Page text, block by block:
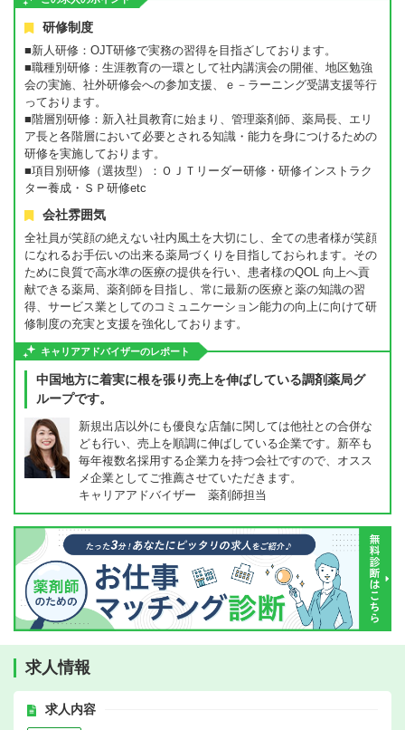
研修制度
■新人研修：OJT研修で実務の習得を目指ざしております。
■職種別研修：生涯教育の一環として社内講演会の開催、地区勉強
会の実施、社外研修会への参加支援、ｅ－ラーニング受講支援等行
っております。
■階層別研修：新入社員教育に始まり、管理薬剤師、薬局長、エリ
ア長と各階層において必要とされる知識・能力を身につけるための
研修を実施しております。
■項目別研修（選抜型）：ＯＪＴリーダー研修・研修インストラク
ター養成・ＳＰ研修etc
会社雰囲気
全社員が笑顔の絶えない社内風土を大切にし、全ての患者様が笑顔
になれるお手伝いの出来る薬局づくりを目指しておられます。その
ために良質で高水準の医療の提供を行い、患者様のQOL 向上へ貢
献できる薬局、薬剤師を目指し、常に最新の医療と薬の知識の習
得、サービス業としてのコミュニケーション能力の向上に向けて研
修制度の充実と支援を強化しております。
キャリアアドバイザーのレポート
中国地方に着実に根を張り売上を伸ばしている調剤薬局グ
ループです。
新規出店以外にも優良な店舗に関しては他社との合併な
ども行い、売上を順調に伸ばしている企業です。新卒も
毎年複数名採用する企業力を持つ会社ですので、オスス
メ企業としてご推薦させていただきます。
キャリアアドバイザー 薬剤師担当
求人情報
求人内容